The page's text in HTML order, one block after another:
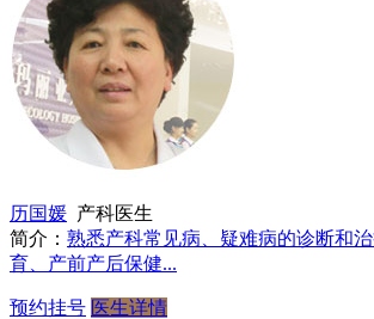
历国媛 产科医生
简介： 熟悉产科常见病、疑难病的诊断和
育、产前产后保健...
预约挂号 医生详情